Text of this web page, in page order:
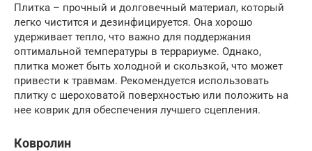
Плитка – прочный и долговечный материал, который
легко чистится и дезинфицируется. Она хорошо
удерживает тепло, что важно для поддержания
оптимальной температуры в террариуме. Однако,
плитка может быть холодной и скользкой, что может
привести к травмам. Рекомендуется использовать
плитку с шероховатой поверхностью или положить на
нее коврик для обеспечения лучшего сцепления.
Ковролин